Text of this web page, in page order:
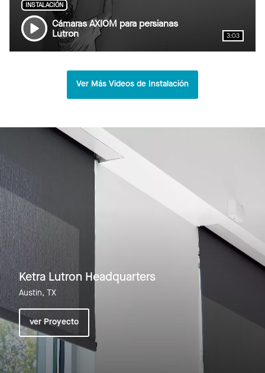
INSTALACIÓN
Cámaras AXIOM para persianas
Lutron
3:03
Ver Más Videos de Instalación
Ketra Lutron Headquarters
Austin, TX
ver Proyecto